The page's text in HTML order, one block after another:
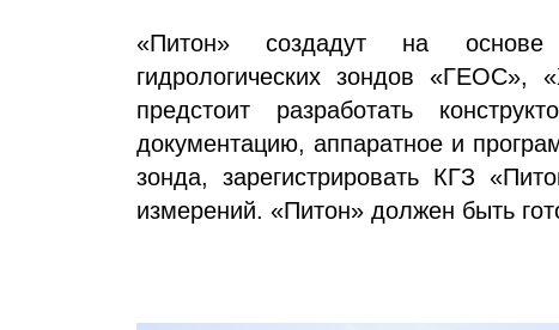
«Питон» создадут на основе
гидрологических зондов «ГЕОС»,
предстоит разработать
документацию, аппаратное и
зонда, зарегистрировать КГЗ
измерений. «Питон» должен быть